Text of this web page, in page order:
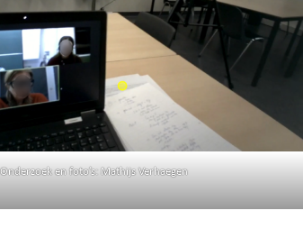
Onderzoek en foto’s: Mathijs Verhaegen